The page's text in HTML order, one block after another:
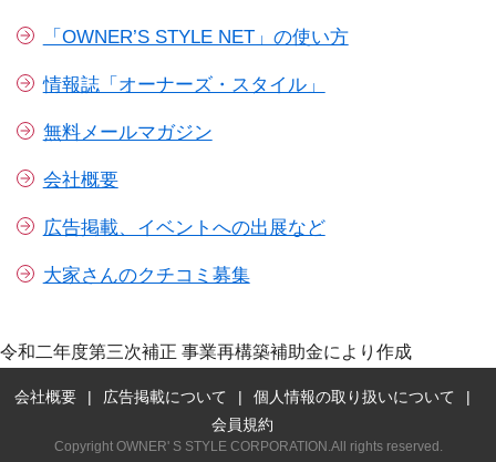
「OWNER’S STYLE NET」の使い方
情報誌「オーナーズ・スタイル」
無料メールマガジン
会社概要
広告掲載、イベントへの出展など
大家さんのクチコミ募集
令和二年度第三次補正 事業再構築補助金により作成
会社概要 広告掲載について
個人情報の取り扱いについて
会員規約
Copyright OWNER' S STYLE CORPORATION.All rights reserved.